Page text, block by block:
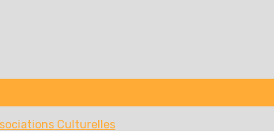
Culturelles